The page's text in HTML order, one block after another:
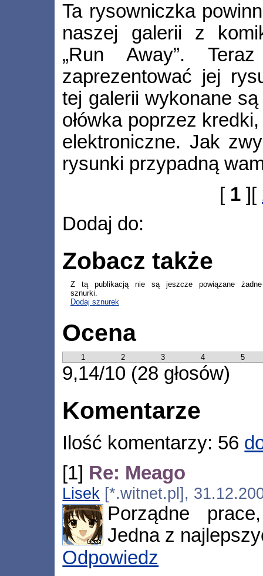
Ta rysowniczka
naszej galerii z
„Run Away”.
zaprezentować jej
tej galerii wykonane
ołówka poprzez
elektroniczne. Jak
rysunki przypadną
[ 1 ][
Dodaj do:
Zobacz także
Z tą publikacją nie są jeszcze powiązane żadne
sznurki.
Dodaj sznurek
Ocena
1 2 3 4 5
9,14/10 (28 głosów)
Komentarze
Ilość komentarzy: 56
[1] Re: Meago
Lisek [*.witnet.pl],
Porządne
Jedna z
Odpowiedz